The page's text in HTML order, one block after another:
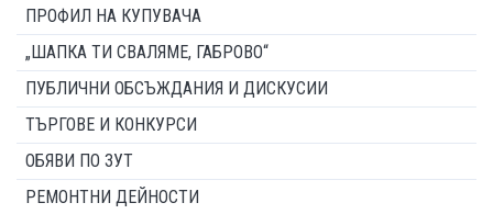
ПРОФИЛ НА КУПУВАЧА
„ШАПКА ТИ СВАЛЯМЕ, ГАБРОВО“
ПУБЛИЧНИ ОБСЪЖДАНИЯ И ДИСКУСИИ
ТЪРГОВЕ И КОНКУРСИ
ОБЯВИ ПО ЗУТ
РЕМОНТНИ ДЕЙНОСТИ